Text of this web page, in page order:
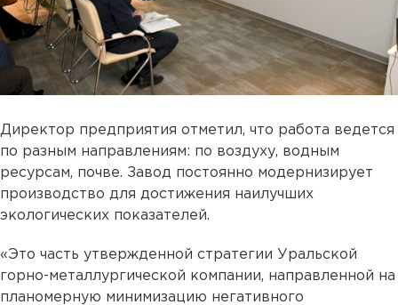
Директор предприятия отметил, что работа ведется
по разным направлениям: по воздуху, водным
ресурсам, почве. Завод постоянно модернизирует
производство для достижения наилучших
экологических показателей.
«Это часть утвержденной стратегии Уральской
горно-металлургической компании, направленной на
планомерную минимизацию негативного